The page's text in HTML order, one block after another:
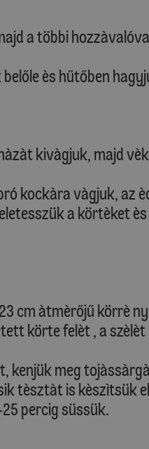
a többi
ès hűtőben
kivàgjuk, majd
kockàra vàgjuk, az
a körtèket
cm àtmèrőjű körrè
körte felèt , a
kenjük meg
tèsztàt is kèszìtsük
percig süssük.